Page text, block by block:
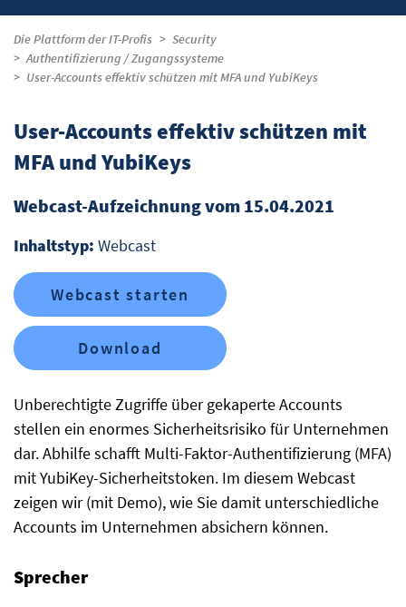
Die Plattform der IT-Profis
Security
Authentifizierung / Zugangssysteme
User-Accounts effektiv schützen mit MFA und YubiKeys
Unberechtigte Zugriffe über gekaperte Accounts
stellen ein enormes Sicherheitsrisiko für Unternehmen
dar. Abhilfe schafft Multi-Faktor-Authentifizierung (MFA)
mit YubiKey-Sicherheitstoken. Im diesem Webcast
zeigen wir (mit Demo), wie Sie damit unterschiedliche
Accounts im Unternehmen absichern können.
Sprecher
User-Accounts effektiv schützen mit
MFA und YubiKeys
Webcast-Aufzeichnung vom 15.04.2021
Inhaltstyp: Webcast
Webcast starten
Download